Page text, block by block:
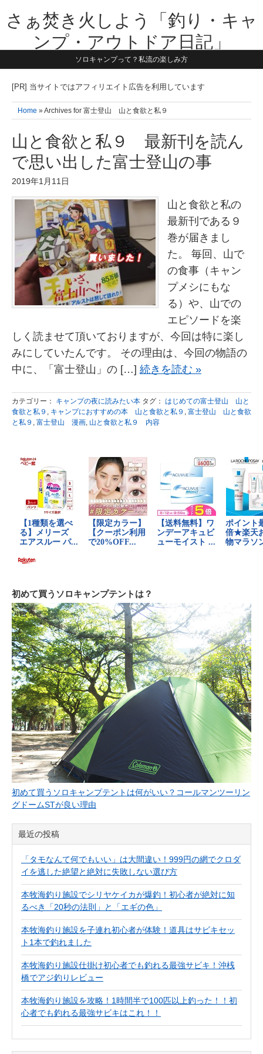
さぁ焚き火しよう「釣り・キャ
ンプ・アウトドア日記」
【テーマは子供と一緒に本気で遊ぶ】1981年うまれ・横浜在住。妻と3
す。同じ世代のお父さんに読んで頂けたら嬉しいです！よろしくお願い
ソロキャンプって？私流の楽しみ方
[PR] 当サイトではアフィリエイト広告を利用しています
Home » Archives for 富士登山 山と食欲と私９
山と食欲と私９ 最新刊を読ん
で思い出した富士登山の事
2019年1月11日
山と食欲と私の
最新刊である９
巻が届きまし
た。 毎回、山で
の食事（キャン
プメシにもな
る）や、山での
エピソードを楽
しく読ませて頂いておりますが、今回は特に楽し
みにしていたんです。 その理由は、今回の物語の
中に、「富士登山」の […] 続きを読む »
カテゴリー： キャンプの夜に読みたい本 タグ： はじめての富士登山 山と
食欲と私９ , キャンプにおすすめの本 山と食欲と私９ , 富士登山 山と食欲
と私９ , 富士登山 漫画, 山と食欲と私９ 内容
初めて買うソロキャンプテントは？
初めて買うソロキャンプテントは何がいい？コールマンツーリン
グドームSTが良い理由
最近の投稿
「タモなんて何でもいい」は大間違い！999円の網でクロダ
イを逃した絶望と絶対に失敗しない選び方
本牧海釣り施設でシリヤケイカが爆釣！初心者が絶対に知
るべき「20秒の法則」と「エギの色」
本牧海釣り施設を子連れ初心者が体験！道具はサビキセッ
ト1本で釣れました
本牧海釣り施設仕掛け初心者でも釣れる最強サビキ！沖桟
橋でアジ釣りレビュー
本牧海釣り施設を攻略！1時間半で100匹以上釣った！！初
心者でも釣れる最強サビキはこれ！！